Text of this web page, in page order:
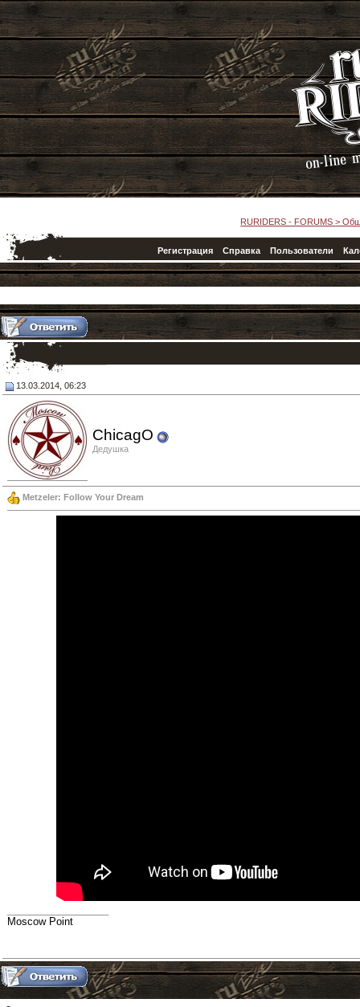
RURIDERS - FORUMS >
Регистрация Справка Пользователи
13.03.2014, 06:23
ChicagO
Дедушка
Metzeler: Follow Your Dream
Moscow Point